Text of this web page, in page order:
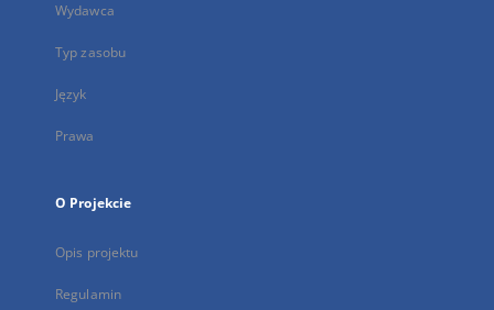
Wydawca
Typ zasobu
Język
Prawa
O Projekcie
Opis projektu
Regulamin